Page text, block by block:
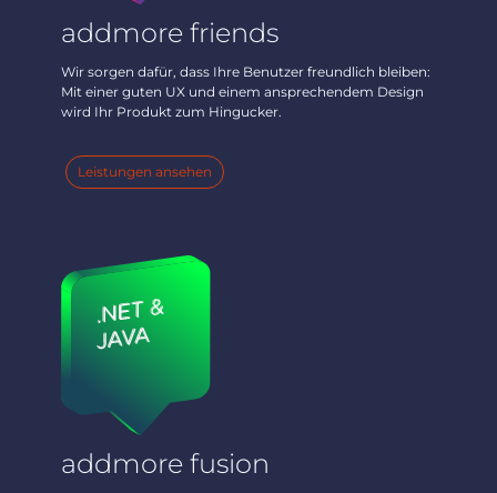
addmore friends
Wir sorgen dafür, dass Ihre Benutzer freundlich bleiben:
Mit einer guten UX und einem ansprechendem Design
wird Ihr Produkt zum Hingucker.
Leistungen ansehen
addmore fusion